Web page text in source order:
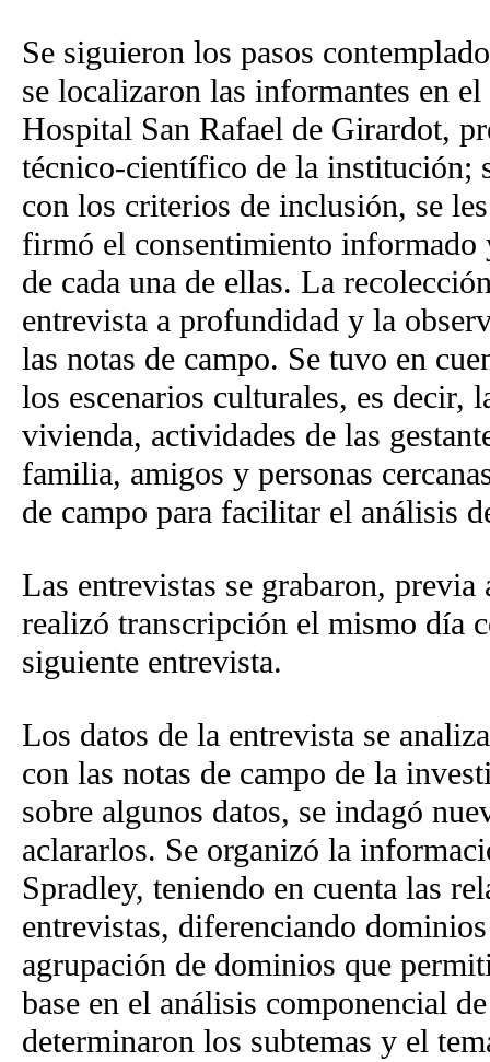
Se siguieron los pasos
se localizaron las informantes en
Hospital San Rafael de Girardot,
técnico-científico de la institución;
con los criterios de inclusión, se
firmó el consentimiento informado
de cada una de ellas. La
entrevista a profundidad y la
las notas de campo. Se tuvo en
los escenarios culturales, es decir,
vivienda, actividades de las
familia, amigos y personas
de campo para facilitar el análisis
Las entrevistas se grabaron,
realizó transcripción el mismo día
siguiente entrevista.
Los datos de la entrevista se
con las notas de campo de la
sobre algunos datos, se indagó
aclararlos. Se organizó la
Spradley, teniendo en cuenta las
entrevistas, diferenciando
agrupación de dominios que
base en el análisis componencial
determinaron los subtemas y el